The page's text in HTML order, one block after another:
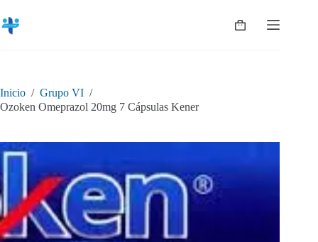
al
contenido
Shopping
Inicio / Grupo VI /
Ozoken Omeprazol 20mg 7 Cápsulas Kener